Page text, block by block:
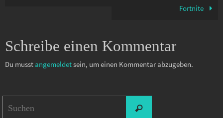
Fortnite
Schreibe einen Kommentar
Du musst angemeldetsein, um einen Kommentar abzugeben.
Suchen